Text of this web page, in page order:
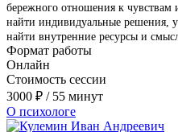
бережного отношения к
найти индивидуальные решения,
найти внутренние ресурсы и
Формат работы
Онлайн
Стоимость сессии
3000 ₽ / 55 минут
О психологе